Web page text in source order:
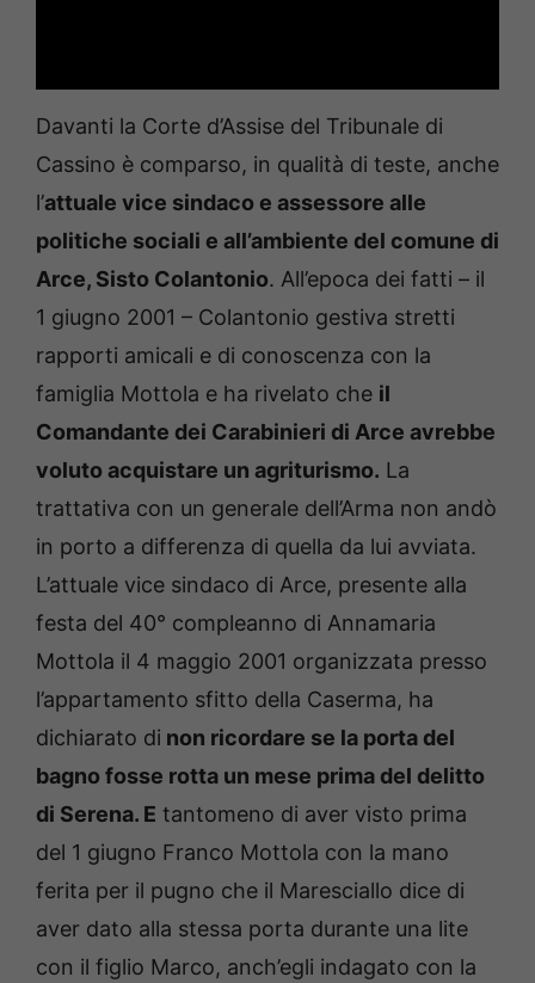
Davanti la Corte d’Assise del Tribunale di
Cassino è comparso, in qualità di teste, anche
l’attuale vice sindaco e assessore alle
politiche sociali e all’ambiente del comune di
Arce, Sisto Colantonio. All’epoca dei fatti – il
1 giugno 2001 – Colantonio gestiva stretti
rapporti amicali e di conoscenza con la
famiglia Mottola e ha rivelato che il
Comandante dei Carabinieri di Arce avrebbe
voluto acquistare un agriturismo. La
trattativa con un generale dell’Arma non andò
in porto a differenza di quella da lui avviata.
L’attuale vice sindaco di Arce, presente alla
festa del 40° compleanno di Annamaria
Mottola il 4 maggio 2001 organizzata presso
l’appartamento sfitto della Caserma, ha
dichiarato di non ricordare se la porta del
bagno fosse rotta un mese prima del delitto
di Serena. E tantomeno di aver visto prima
del 1 giugno Franco Mottola con la mano
ferita per il pugno che il Maresciallo dice di
aver dato alla stessa porta durante una lite
con il figlio Marco, anch’egli indagato con la